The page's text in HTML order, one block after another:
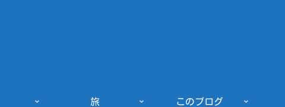
旅 このブログ